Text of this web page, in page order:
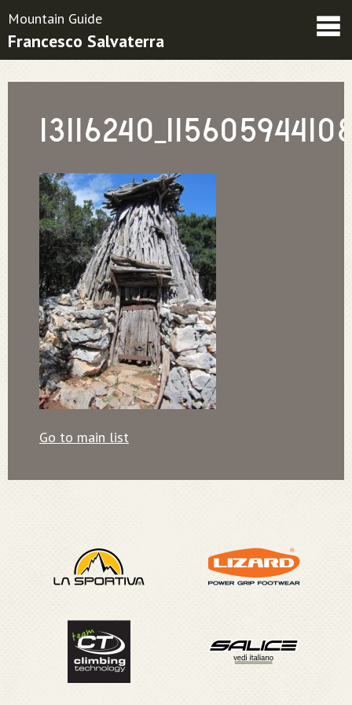
Friends
Mountain Guide
Francesco Salvaterra
Go to main list